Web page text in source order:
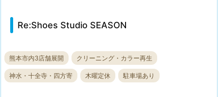
Re:Shoes Studio SEASON
熊本市内3店舗展開 クリーニング・カラー再生
神水・十全寺・四方寄 木曜定休 駐車場あり